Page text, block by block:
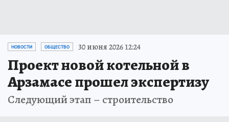
НОВОСТИ ОБЩЕСТВО 30 июня 2026 12:24
Проект новой котельной в
Арзамасе прошел экспертизу
Следующий этап – строительство